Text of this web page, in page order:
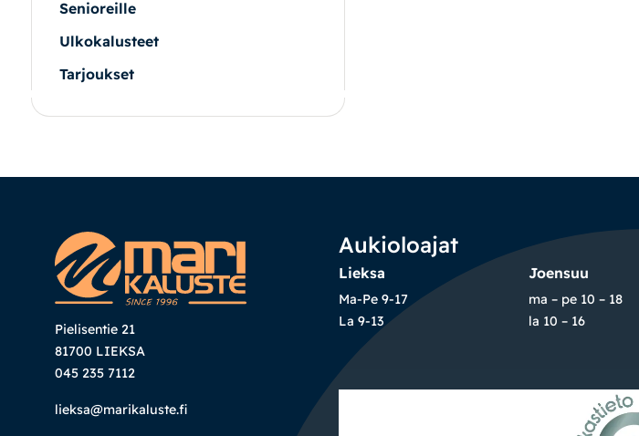
Senioreille
Senioreille
Ulkokalusteet
Tarjoukset
Pielisentie 21
81700 LIEKSA
045 235 7112
lieksa@marikaluste.fi
Aukioloajat
Lieksa
Ma-Pe 9-17
La 9-13
Joensuu
ma – pe 10 – 18
la 10 – 16